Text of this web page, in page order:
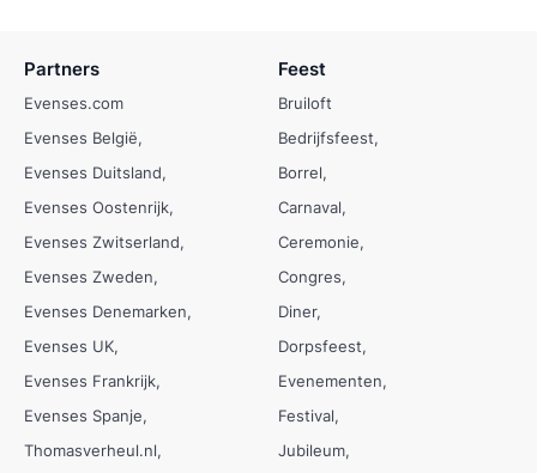
Partners
Evenses.com
Evenses België
Evenses Duitsland
Evenses Oostenrijk
Evenses Zwitserland
Evenses Zweden
Evenses Denemarken
Evenses UK
Evenses Frankrijk
Evenses Spanje
Thomasverheul.nl
Feest
Bruiloft
Bedrijfsfeest
Borrel
Carnaval
Ceremonie
Congres
Diner
Dorpsfeest
Evenementen
Festival
Jubileum